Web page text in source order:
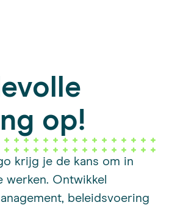
op!
krijg je de kans om in
werken. Ontwikkel
beleidsvoering